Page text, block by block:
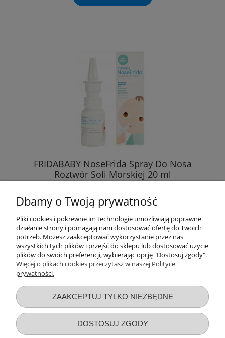
FRIDABABY NoseFrida Spray Do Nosa
Roztwór Soli Morskiej 20 ml
20,89 zł
DO KOSZYKA
Dbamy o Twoją prywatność
Pliki cookies i pokrewne im technologie umożliwiają poprawne
działanie strony i pomagają nam dostosować ofertę do Twoich
potrzeb. Możesz zaakceptować wykorzystanie przez nas
wszystkich tych plików i przejść do sklepu lub dostosować użycie
plików do swoich preferencji, wybierając opcję "Dostosuj zgody".
Więcej o plikach cookies przeczytasz w naszej Polityce
prywatności.
ZAAKCEPTUJ TYLKO NIEZBĘDNE
DOSTOSUJ ZGODY